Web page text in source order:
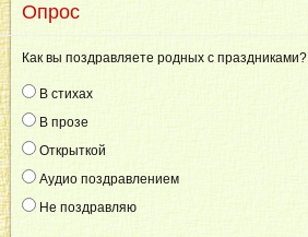
Опрос
Как вы поздравляете родных с праздниками?
В стихах
В прозе
Открыткой
Аудио поздравлением
Не поздравляю